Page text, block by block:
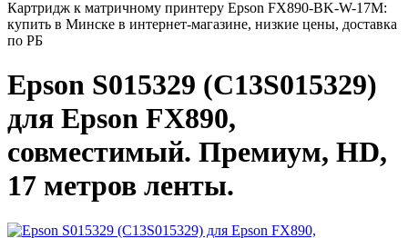
Картридж к матричному принтеру Epson FX890-BK-W-17M:
купить в Минске в интернет-магазине, низкие цены, доставка
по РБ
Epson S015329 (C13S015329)
для Epson FX890,
совместимый. Премиум, HD,
17 метров ленты.